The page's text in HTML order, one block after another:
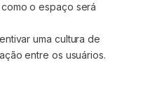
o espaço será
uma cultura de
entre os usuários.